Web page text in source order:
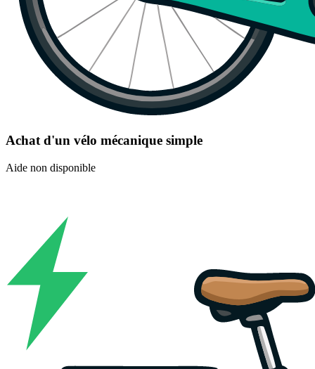
Achat d'un vélo mécanique simple
Aide non disponible